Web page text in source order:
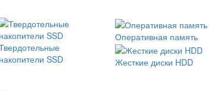
накопители SSD
Оперативная память
Жесткие диски HDD